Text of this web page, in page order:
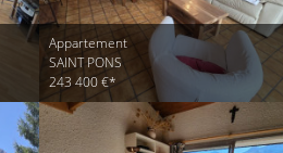
Appartement
SAINT PONS
243 400 €*